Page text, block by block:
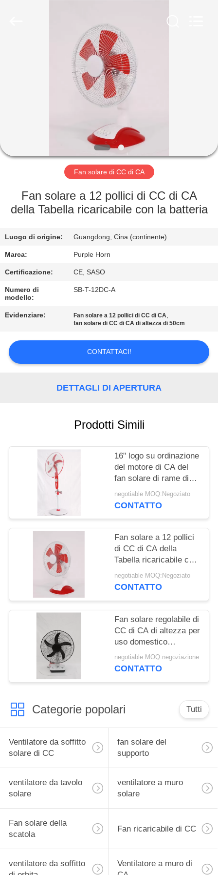
PRODOTTI
GIRO
FABBRICA
DI
QUALITÀ
CONTATTICI
RICHIEDA
CITAZIONE
PRIVACY
POLICY
Fan solare di CC di CA
Fan solare a 12 pollici di CC di CA
della Tabella ricaricabile con la batteria
Luogo di origine: Guangdong, Cina (continente)
Marca: Purple Horn
Certificazione: CE, SASO
Numero di
modello:
SB-T-12DC-A
Evidenziare: Fan solare a 12 pollici di CC di CA,
fan solare di CC di CA di altezza di 50cm
CONTATTACI!
DETTAGLI DI APERTURA
Prodotti Simili
16" logo su ordinazione
del motore di CA del
fan solare di rame di
negotiable MOQ:Negoziato
CONTATTO
Fan solare a 12 pollici
di CC di CA della
Tabella ricaricabile con
la batteria
negotiable MOQ:Negoziato
CONTATTO
Fan solare regolabile di
CC di CA di altezza per
uso domestico
DC12V/AC220V
15W±3W
negotiable MOQ:negoziazione
CONTATTO
Categorie popolari Tutti
Ventilatore da soffitto
solare di CC
fan solare del
supporto
ventilatore da tavolo
solare
ventilatore a muro
solare
Fan solare della
scatola
Fan ricaricabile di CC
ventilatore da soffitto
Ventilatore a muro di